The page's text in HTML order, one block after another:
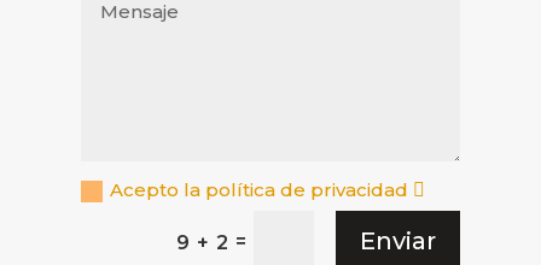
Acepto la política de privacidad
9 + 2 = Enviar